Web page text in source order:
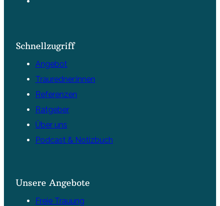
Schnellzugriff
Angebot
Trauredner:innen
Referenzen
Ratgeber
Über uns
Podcast & Notizbuch
Unsere Angebote
Freie Trauung